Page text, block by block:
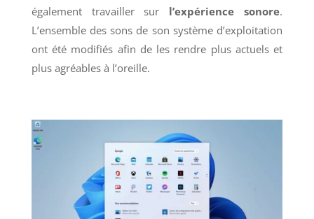
également travailler sur l’expérience sonore.
L’ensemble des sons de son système d’exploitation
ont été modifiés afin de les rendre plus actuels et
plus agréables à l’oreille.